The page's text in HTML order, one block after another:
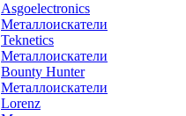
Asgoelectronics
Металлоискатели
Teknetics
Металлоискатели
Bounty Hunter
Металлоискатели
Lorenz